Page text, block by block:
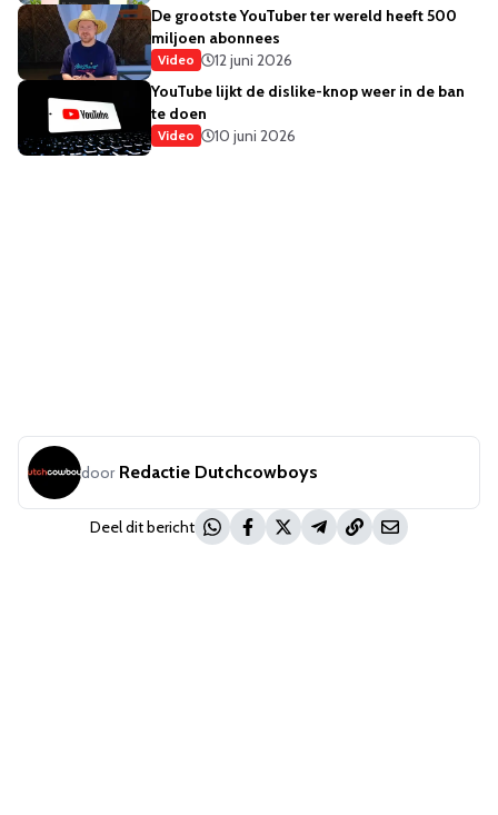
De grootste YouTuber ter wereld heeft 500
miljoen abonnees
Video
12 juni 2026
YouTube lijkt de dislike-knop weer in de ban
te doen
Video 10 juni 2026
door Redactie Dutchcowboys
Deel dit bericht